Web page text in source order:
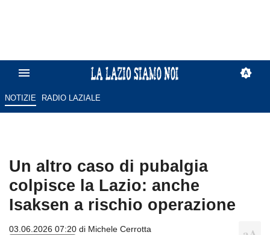
NOTIZIE RADIO LAZIALE
Un altro caso di pubalgia
colpisce la Lazio: anche
Isaksen a rischio operazione
03.06.2026 07:20 di Michele Cerrotta